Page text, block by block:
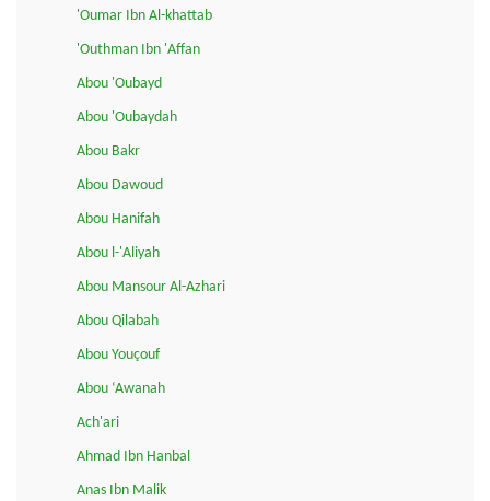
'Oumar Ibn Al-khattab
'Outhman Ibn 'Affan
Abou 'Oubayd
Abou 'Oubaydah
Abou Bakr
Abou Dawoud
Abou Hanifah
Abou l-'Aliyah
Abou Mansour Al-Azhari
Abou Qilabah
Abou Youçouf
Abou ‘Awanah
Ach'ari
Ahmad Ibn Hanbal
Anas Ibn Malik